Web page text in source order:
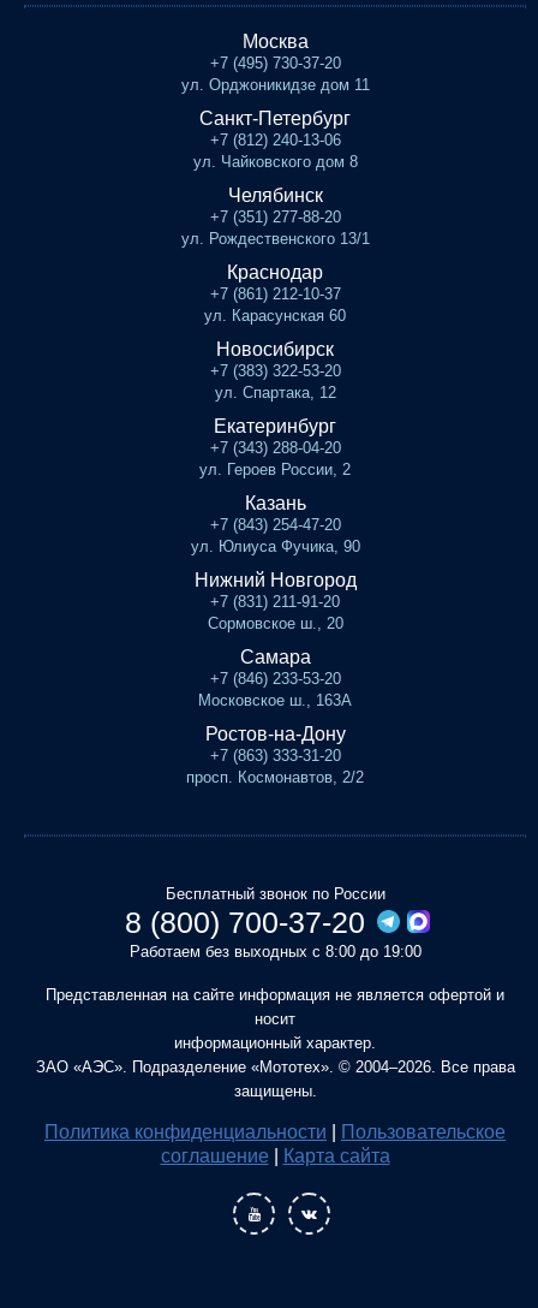
Москва
+7 (495) 730-37-20
ул. Орджоникидзе дом 11
Санкт-Петербург
+7 (812) 240-13-06
ул. Чайковского дом 8
Челябинск
+7 (351) 277-88-20
ул. Рождественского 13/1
Краснодар
+7 (861) 212-10-37
ул. Карасунская 60
Новосибирск
+7 (383) 322-53-20
ул. Спартака, 12
Екатеринбург
+7 (343) 288-04-20
ул. Героев России, 2
Казань
+7 (843) 254-47-20
ул. Юлиуса Фучика, 90
Нижний Новгород
+7 (831) 211-91-20
Сормовское ш., 20
Самара
+7 (846) 233-53-20
Московское ш., 163А
Ростов-на-Дону
+7 (863) 333-31-20
просп. Космонавтов, 2/2
Бесплатный звонок по России
8 (800) 700-37-20
Работаем без выходных с 8:00 до 19:00
Представленная на сайте информация не является офертой и
носит
информационный характер.
ЗАО «АЭС». Подразделение «Мототех». © 2004–2026. Все права
защищены.
Политика конфиденциальности
Пользовательское
соглашение
Карта сайта